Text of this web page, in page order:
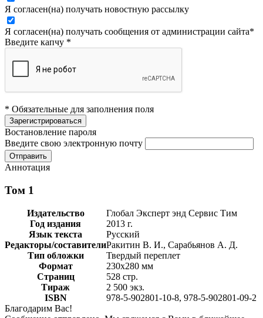
Я согласен(на) получать новостную рассылку
Я согласен(на) получать сообщения от администрации сайта*
Введите капчу *
* Обязательные для заполнения поля
Востановление пароля
Введите свою электронную почту
Аннотация
Том 1
Издательство
Глобал Эксперт энд Сервис Тим
Год издания
2013 г.
Язык текста
Русский
Редакторы/составителиРакитин В. И., Сарабьянов А. Д.
Тип обложки
Твердый переплет
Формат
230х280 мм
Страниц
528 стр.
Тираж
2 500 экз.
ISBN
978-5-902801-10-8, 978-5-902801-09-2
Благодарим Вас!